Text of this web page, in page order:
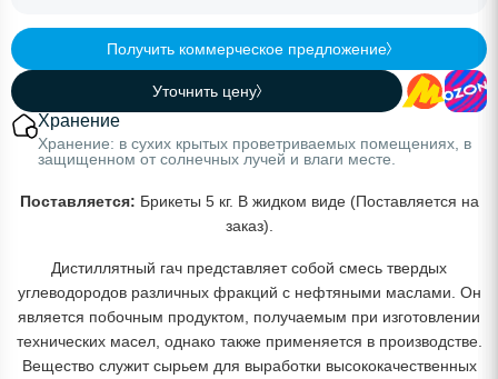
Получить коммерческое предложение
Уточнить цену
Хранение
Хранение: в сухих крытых проветриваемых помещениях, в
защищенном от солнечных лучей и влаги месте.
Поставляется: Брикеты 5 кг. В жидком виде (Поставляется на
заказ).
Дистиллятный гач представляет собой смесь твердых
углеводородов различных фракций с нефтяными маслами. Он
является побочным продуктом, получаемым при изготовлении
технических масел, однако также применяется в производстве.
Вещество служит сырьем для выработки высококачественных